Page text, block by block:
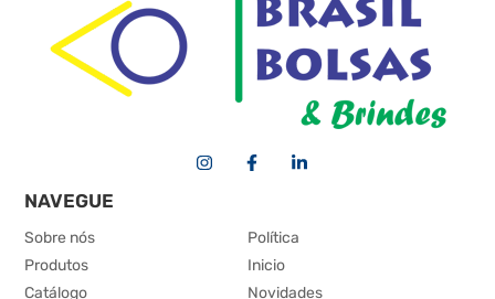
NAVEGUE
Sobre nós
Política
Produtos
Inicio
Catálogo
Novidades